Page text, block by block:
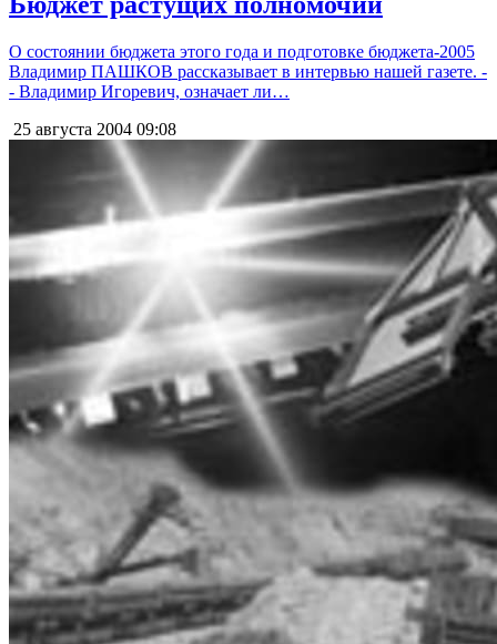
О состоянии бюджета этого года и подготовке бюджета-2005
Владимир ПАШКОВ рассказывает в интервью нашей газете. -
- Владимир Игоревич, означает ли…
25 августа 2004 09:08